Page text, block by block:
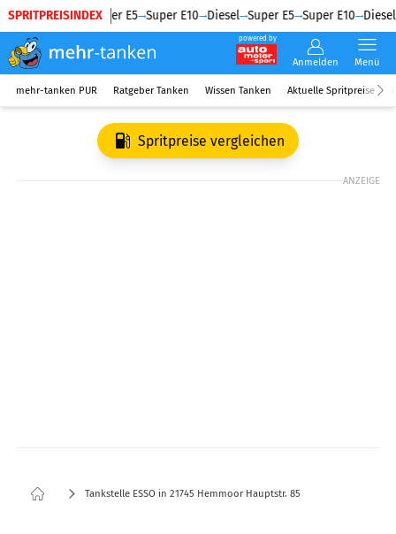
SPRITPREISINDEX
Diesel Super E5 Super E10 Diesel Super E5 Super E10 Diesel
powered by
Anmelden Menü
mehr-tanken PUR Ratgeber Tanken Wissen Tanken Aktuelle Spritpreise
Spritpreise vergleichen
ANZEIGE
Tankstelle ESSO in 21745 Hemmoor Hauptstr. 85